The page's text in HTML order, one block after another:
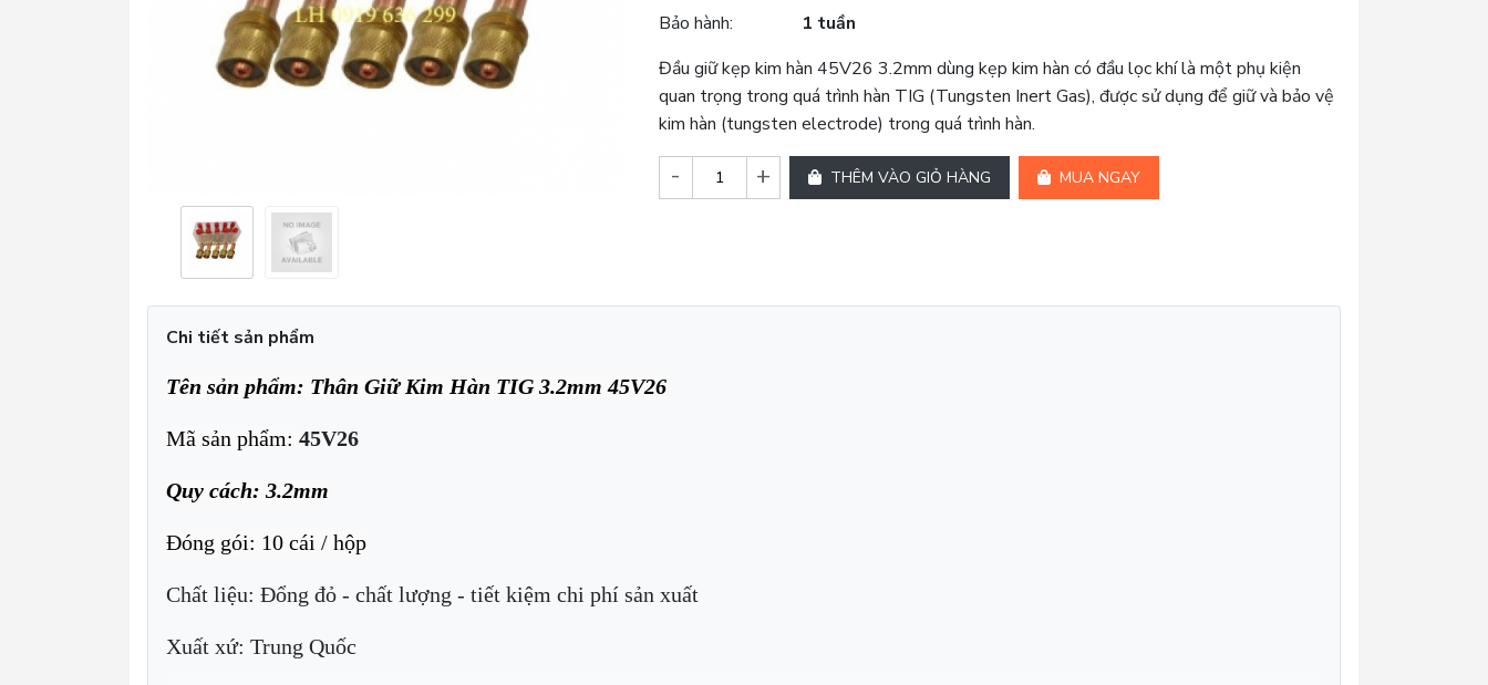
Bảo hành:
1 tuần
Đầu giữ kẹp kim hàn 45V26 3.2mm dùng kẹp kim hàn có đầu lọc khí là một phụ kiện
quan trọng trong quá trình hàn TIG (Tungsten Inert Gas), được sử dụng để giữ và bảo vệ
kim hàn (tungsten electrode) trong quá trình hàn.
- + THÊM VÀO GIỎ HÀNG MUA NGAY
Chi tiết sản phẩm
Tên sản phẩm: Thân Giữ Kim Hàn TIG 3.2mm 45V26
Mã sản phẩm: 45V26
Quy cách: 3.2mm
Đóng gói: 10 cái / hộp
Chất liệu: Đổng đỏ - chất lượng - tiết kiệm chi phí sản xuất
Xuất xứ: Trung Quốc